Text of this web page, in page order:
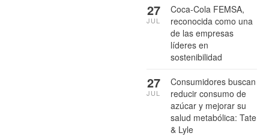
Coca-Cola FEMSA,
reconocida como una
de las empresas
líderes en
sostenibilidad
27
JUL
Consumidores buscan
reducir consumo de
azúcar y mejorar su
salud metabólica: Tate
& Lyle
27
JUL